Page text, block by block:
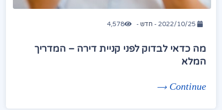
חדש-
4,578
מה כדאי לבדוק לפני קניית דירה – המדריך
המלא
Continue